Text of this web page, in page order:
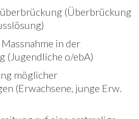
(Überbrückung
in der
(Jugendliche o/ebA)
möglicher
(Erwachsene, junge Erw.